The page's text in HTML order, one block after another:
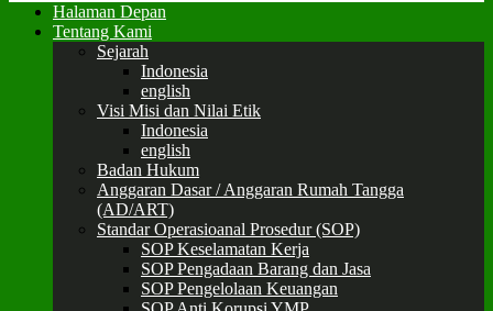
Halaman Depan
Tentang Kami
Sejarah
Indonesia
english
Visi Misi dan Nilai Etik
Indonesia
english
Badan Hukum
Anggaran Dasar / Anggaran Rumah Tangga
(AD/ART)
Standar Operasioanal Prosedur (SOP)
SOP Keselamatan Kerja
SOP Pengadaan Barang dan Jasa
SOP Pengelolaan Keuangan